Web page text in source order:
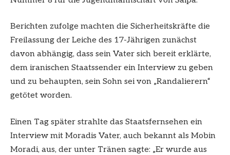
Berichten zufolge machten die Sicherheitskräfte die
Freilassung der Leiche des 17-Jährigen zunächst
davon abhängig, dass sein Vater sich bereit erklärte,
dem iranischen Staatssender ein Interview zu geben
und zu behaupten, sein Sohn sei von „Randalierern“
getötet worden.
Einen Tag später strahlte das Staatsfernsehen ein
Interview mit Moradis Vater, auch bekannt als Mobin
Moradi, aus, der unter Tränen sagte: „Er wurde aus